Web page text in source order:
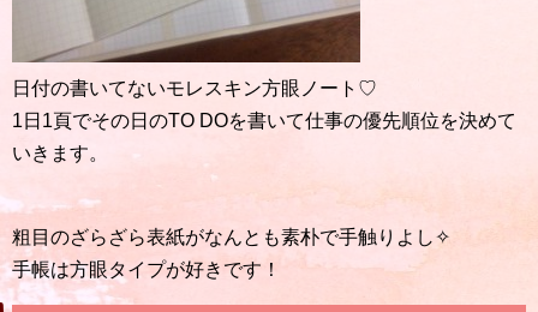
日付の書いてないモレスキン方眼ノート♡
1日1頁でその日のTO DOを書いて仕事の優先順位を決めて
いきます。
粗目のざらざら表紙がなんとも素朴で手触りよし✧
手帳は方眼タイプが好きです！